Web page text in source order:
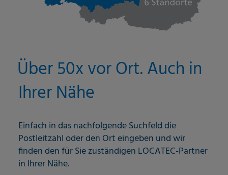
Über 50x vor Ort. Auch in
Ihrer Nähe
Einfach in das nachfolgende Suchfeld die
Postleitzahl oder den Ort eingeben und wir
finden den für Sie zuständigen LOCATEC-Partner
in Ihrer Nähe.